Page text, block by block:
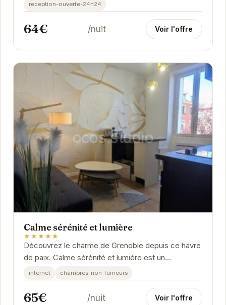
reception-ouverte-24h24
64€ /nuit Voir l'offre
Calme sérénité et lumière
★★★★★
Découvrez le charme de Grenoble depuis ce havre
de paix. Calme sérénité et lumière est un
appartement confortable et bien équipé, offrant
un...
internet chambres-non-fumeurs
65€ /nuit Voir l'offre